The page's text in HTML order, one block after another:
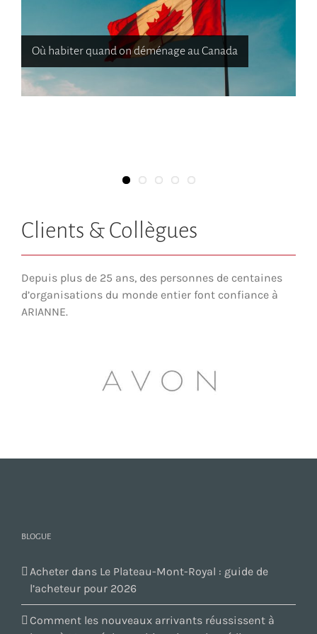
Où habiter quand on déménage au Canada
Comment obtenir la citoyenneté canadienne
Santé aux bières Canadiennes
Comment trouver un logement au Canada?
Clients & Collègues
Depuis plus de 25 ans, des personnes de centaines
d’organisations du monde entier font confiance à
ARIANNE.
BLOGUE
Acheter dans Le Plateau-Mont-Royal : guide de
l’acheteur pour 2026
Comment les nouveaux arrivants réussissent à